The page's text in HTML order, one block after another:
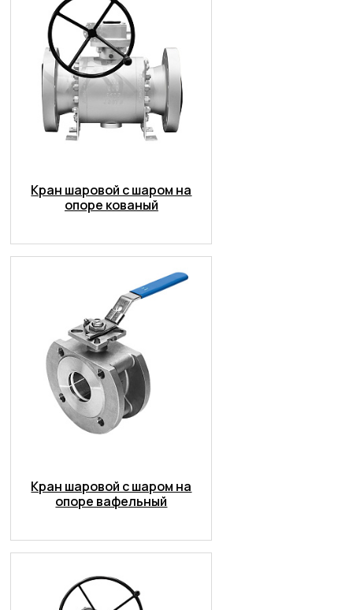
Кран шаровой с шаром на
опоре кованый
Кран шаровой с шаром на
опоре вафельный